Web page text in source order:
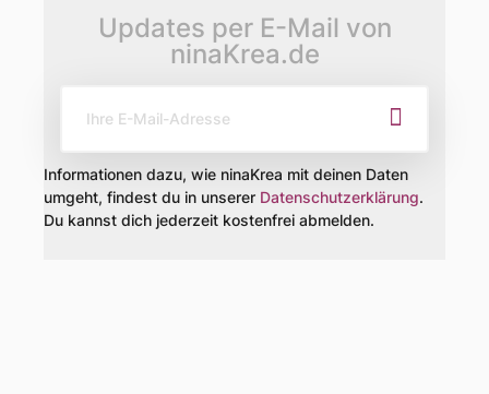
Updates per E-Mail von
ninaKrea.de
Informationen dazu, wie ninaKrea mit deinen Daten
umgeht, findest du in unserer Datenschutzerklärung.
Du kannst dich jederzeit kostenfrei abmelden.